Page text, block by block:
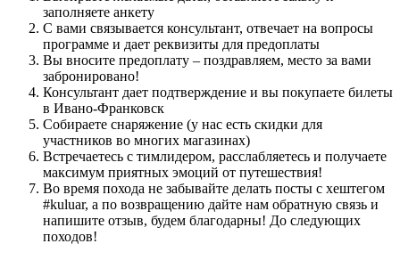
заполняете анкету
С вами связывается консультант, отвечает на вопросы
программе и дает реквизиты для предоплаты
Вы вносите предоплату – поздравляем, место за вами
забронировано!
Консультант дает подтверждение и вы покупаете билеты
в Ивано-Франковск
Собираете снаряжение (у нас есть скидки для
участников во многих магазинах)
Встречаетесь с тимлидером, расслабляетесь и получаете
максимум приятных эмоций от путешествия!
Во время похода не забывайте делать посты с хештегом
#kuluar, а по возвращению дайте нам обратную связь и
напишите отзыв, будем благодарны! До следующих
походов!